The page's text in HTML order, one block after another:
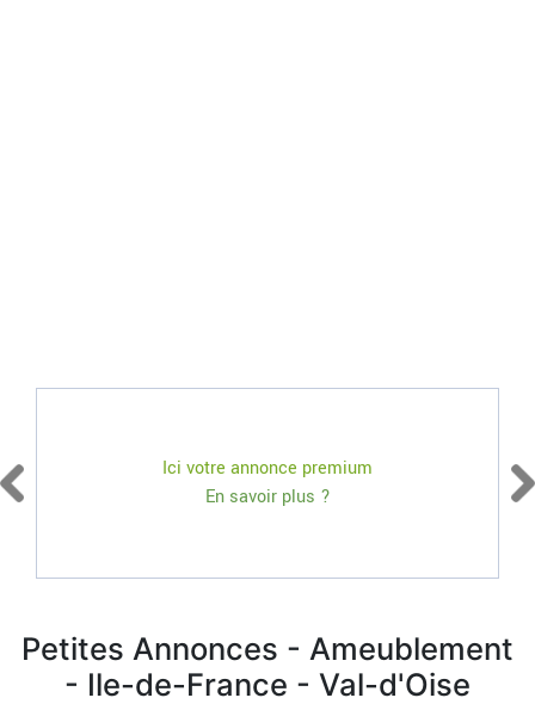
Ici votre annonce premium
En savoir plus ?
Petites Annonces - Ameublement
- Ile-de-France - Val-d'Oise